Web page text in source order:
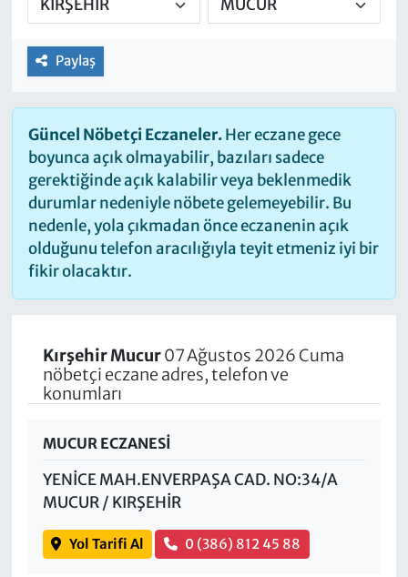
Paylaş
Güncel Nöbetçi Eczaneler.Her eczane gece
boyunca açık olmayabilir, bazıları sadece
gerektiğinde açık kalabilir veya beklenmedik
durumlar nedeniyle nöbete gelemeyebilir. Bu
nedenle, yola çıkmadan önce eczanenin açık
olduğunu telefon aracılığıyla teyit etmeniz iyi bir
fikir olacaktır.
Kırşehir Mucur07 Ağustos 2026 Cuma
nöbetçi eczane adres, telefon ve
konumları
MUCUR ECZANESİ
YENİCE MAH.ENVERPAŞA CAD. NO:34/A
MUCUR / KIRŞEHİR
Yol Tarifi Al 0 (386) 812 45 88